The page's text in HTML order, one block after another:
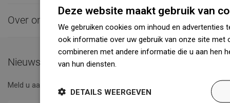
Over ons
Nieuwsbrief
Meld u aan voor de nieuwsbrief en wees up to date.
Deze website maakt gebruik van
We gebruiken cookies om inhoud en advertenties
ook informatie over uw gebruik van onze site met
combineren met andere informatie die u aan hen
van hun diensten.
DETAILS WEERGEVEN